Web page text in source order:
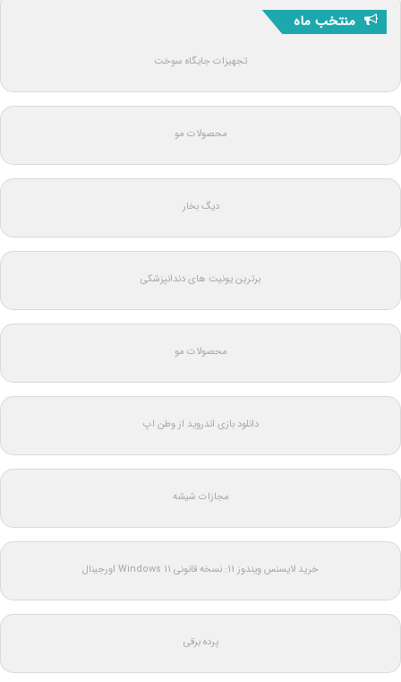
منتخب ماه
تجهیزات جایگاه سوخت
محصولات مو
دیگ بخار
برترین یونیت های دندانپزشکی
محصولات مو
دانلود بازی اندروید از وطن اپ
مجازات شیشه
خرید لایسنس ویندوز 11: نسخه قانونی Windows 11 اورجینال
پرده برقی